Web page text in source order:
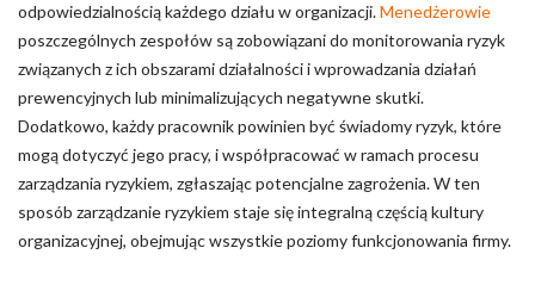
odpowiedzialnością każdego działu w organizacji.Menedżerowie
poszczególnych zespołów są zobowiązani do monitorowania ryzyk
związanych z ich obszarami działalności i wprowadzania działań
prewencyjnych lub minimalizujących negatywne skutki.
Dodatkowo, każdy pracownik powinien być świadomy ryzyk, które
mogą dotyczyć jego pracy, i współpracować w ramach procesu
zarządzania ryzykiem, zgłaszając potencjalne zagrożenia. W ten
sposób zarządzanie ryzykiem staje się integralną częścią kultury
organizacyjnej, obejmując wszystkie poziomy funkcjonowania firmy.